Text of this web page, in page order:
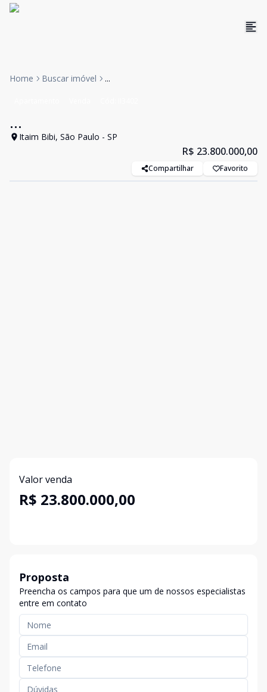
Home Buscar imóvel ...
...
Itaim Bibi, São Paulo - SP
R$ 23.800.000,00
Compartilhar Favorito
Valor venda
R$ 23.800.000,00
Proposta
Preencha os campos para que um de nossos especialistas
entre em contato